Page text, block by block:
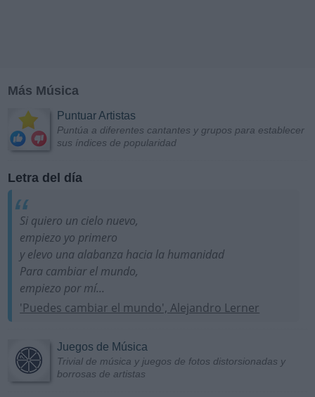
Más Música
Puntuar Artistas
Puntúa a diferentes cantantes y grupos para establecer
sus índices de popularidad
Letra del día
Si quiero un cielo nuevo,
empiezo yo primero
y elevo una alabanza hacia la humanidad
Para cambiar el mundo,
empiezo por mí...
'Puedes cambiar el mundo', Alejandro Lerner
Juegos de Música
Trivial de música y juegos de fotos distorsionadas y
borrosas de artistas